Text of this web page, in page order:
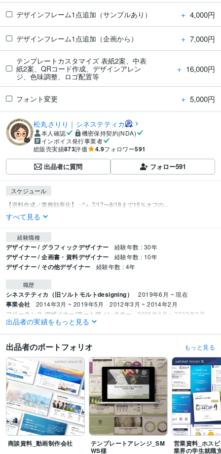
デザインフレーム1点追加（サンプルあり） ＋ 4,000円
デザインフレーム1点追加（企画から） ＋ 7,000円
テンプレートカスタマイズ 表紙2案、中表
紙2案、QRコード作成、デザインアレン
ジ、色味調整、ロゴ配置等
＋ 16,000円
フォント変更 ＋ 5,000円
松丸さりり｜シネステティカ
本人確認
機密保持契約(NDA)
インボイス発行事業者
総販売実績873評価 4.9フォロワー591
出品者に質問 フォロー591
スケジュール
【資料作成／業務効率化】 ･:*+. 7/17〜8/18まで15％オフの...
すべて見る
経験職種
デザイナー / グラフィックデザイナー 経験年数 : 30年
デザイナー / 企画書・資料デザイナー 経験年数 : 10年
デザイナー / その他デザイナー 経験年数 : 4年
職歴
シネステティカ（旧ソルトモルトdesigning） 2019年6月 ~ 現在
事業会社 2014年3月 ~ 2019年5月 2012年3月 ~ 2014年2月
フリーランス デザイナー/アートディレクター 2005年4月 ~ 2012年2月
プロダクション 2002年7月 ~ 2005年4月
広告代理店 1993年9月 ~ 1997年6月
受賞歴
キッズデザイン賞 ココナラPRO認定取得 ココナラ「ビジネス・士業」カ
テゴリ1位取得
ココナラ「デザインレッスン・アドバイス」カテゴリ1位取
得 クラウドワークス「スPROクラウドワーカー」認定
プログラミング言語・フレームワーク
Python:1年Google Apps Script:1年VBA:1年
ビジネス・クリエイティブツール
Adobe Illustrator:30年Adobe Photoshop:30年Adobe InDesign:20年
出品者の実績をもっと見る
出品者のポートフォリオ もっと見る
商談資料_動画制作会社
テンプレートアレンジ_SM
WS様
営業資料_ホス
業界の学生就職